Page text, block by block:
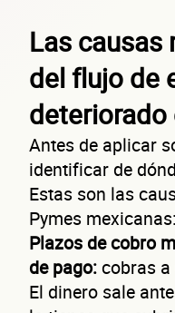
Las causas
del flujo de
deteriorado
Antes de aplicar
identificar de
Estas son las
Pymes mexicanas:
Plazos de cobro
de pago:cobras
El dinero sale